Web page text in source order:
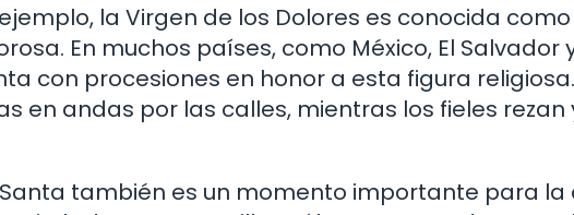
la Virgen de los Dolores es conocida
En muchos países, como México, El Salvador
con procesiones en honor a esta figura
en andas por las calles, mientras los fieles
Santa también es un momento importante para la